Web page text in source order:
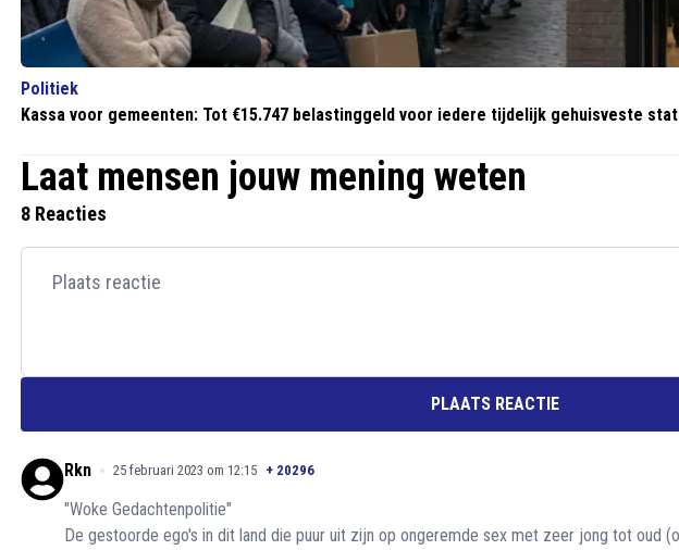
Politiek
Kassa voor gemeenten: Tot €15.747 belastinggeld voor iedere tijdelijk gehuisveste
Laat mensen jouw mening weten
8 Reacties
PLAATS REACTIE
Rkn 25 februari 2023 om 12:15 + 20296
"Woke Gedachtenpolitie"
De gestoorde ego's in dit land die puur uit zijn op ongeremde sex met zeer jong tot oud